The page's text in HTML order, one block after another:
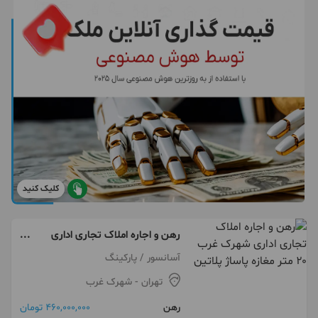
کلیک کنید
رهن و اجاره املاک تجاری اداری
شهرک غرب ۲۰ متر مغازه پاساژ
پلاتین
آسانسور / پارکینگ
تهران - شهرک غرب
رهن
460,000,000 تومان